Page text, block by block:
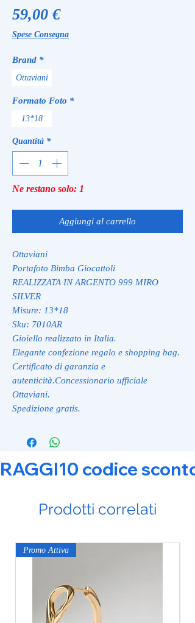
59,00 €Prezzo
Spese Consegna
Brand *
Ottaviani
Formato Foto *
13*18
Quantità *
Ne restano solo: 1
Aggiungi al carrello
Ottaviani
Portafoto Bimba Giocattoli
REALIZZATA IN ARGENTO 999 MIRO
SILVER
Misure: 13*18
Sku: 7010AR
Gioiello realizzato in Italia.
Elegante confezione regalo e shopping bag.
Certificato di garanzia e
autenticità.Concessionario ufficiale
Ottaviani.
Spedizione gratis.
RAGGI10 codice
Prodotti correlati
Promo Attiva